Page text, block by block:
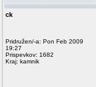
ck
Pridružen/-a: Pon Feb 2009
19:27
Prispevkov: 1682
Kraj: kamnik